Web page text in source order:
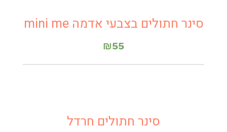
סינר חתולים בצבעי אדמה mini me
₪55
סינר חתולים חרדל